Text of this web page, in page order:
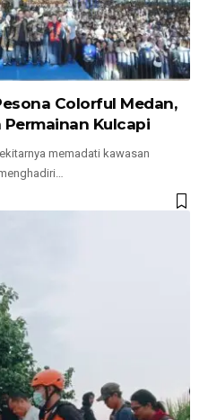
Colorful Medan,
Kulcapi
memadati kawasan